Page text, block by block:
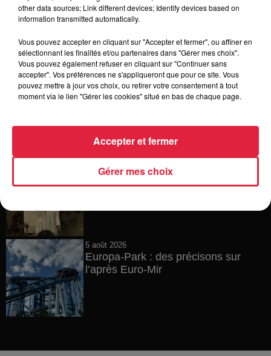
6 août 2026
Tags antisémites à Strasbourg :
Catherine Trautmann réagit
6 août 2026
Au zoo de Mulhouse : rencontre
Les dernières infos sur la venue du
pape à Metz en septembre
5 août 2026
Europa-Park : des précisons sur
l’après Euro-Mir
other data sources; Link different devices; Identify devices based on
information transmitted automatically.
Vous pouvez accepter en cliquant sur "Accepter et fermer", ou affiner en
sélectionnant les finalités et/ou partenaires dans "Gérer mes choix".
Vous pouvez également refuser en cliquant sur "Continuer sans
accepter". Vos préférences ne s'appliqueront que pour ce site. Vous
pouvez mettre à jour vos choix, ou retirer votre consentement à tout
moment via le lien "Gérer les cookies" situé en bas de chaque page.
Gérer mes choix
Accepter et fermer